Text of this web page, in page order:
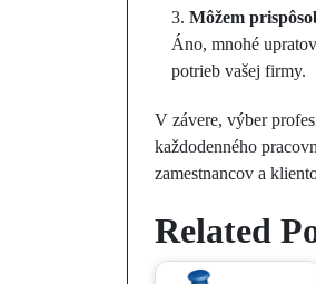
Môžem
Áno, mnohé
potrieb vašej firmy.
V závere, výber
každodenného
zamestnancov a
Related